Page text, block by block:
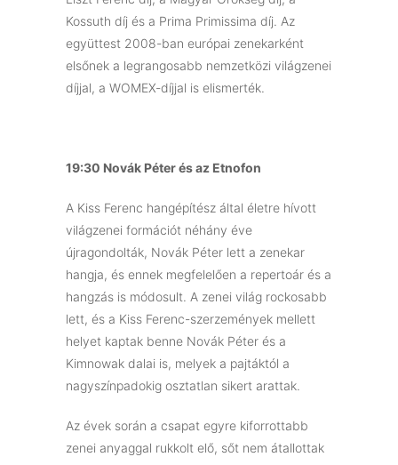
Kossuth díj és a Prima Primissima díj. Az
együttest 2008-ban európai zenekarként
elsőnek a legrangosabb nemzetközi világzenei
díjjal, a WOMEX-díjjal is elismerték.
19:30 Novák Péter és az Etnofon
A Kiss Ferenc hangépítész által életre hívott
világzenei formációt néhány éve
újragondolták, Novák Péter lett a zenekar
hangja, és ennek megfelelően a repertoár és a
hangzás is módosult. A zenei világ rockosabb
lett, és a Kiss Ferenc-szerzemények mellett
helyet kaptak benne Novák Péter és a
Kimnowak dalai is, melyek a pajtáktól a
nagyszínpadokig osztatlan sikert arattak.
Az évek során a csapat egyre kiforrottabb
zenei anyaggal rukkolt elő, sőt nem átallottak